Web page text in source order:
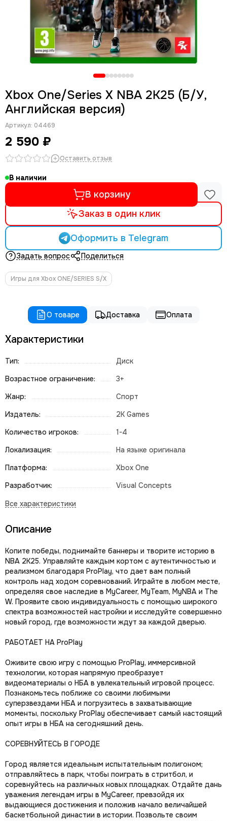
Xbox One/Series X NBA 2K25 (Б/У,
Английская версия)
Артикул: 04469
2 590 ₽
Оставить отзыв
В наличии
В корзину
Заказ в один клик
Оформить в Telegram
Задать вопрос Поделиться
Игры для Xbox ONE/SERIES S/X
О товаре Доставка Оплата
Характеристики
Тип:
Диск
Возрастное ограничение:
3+
Жанр:
Спорт
Издатель:
2K Games
Количество игроков:
1-4
Локализация:
На языке оригинала
Платформа:
Xbox One
Разработчик:
Visual Concepts
Описание
Копите победы, поднимайте баннеры и творите историю в
NBA 2K25. Управляйте каждым кортом с аутентичностью и
реализмом благодаря ProPlay, что дает вам полный
контроль над ходом соревнований. Играйте в любом месте,
определяя свое наследие в MyCareer, MyTeam, MyNBA и The
W. Проявите свою индивидуальность с помощью широкого
спектра возможностей настройки и исследуйте совершенно
новый город, где возможности ждут за каждой дверью.
РАБОТАЕТ НА ProPlay
Оживите свою игру с помощью ProPlay, иммерсивной
технологии, которая напрямую преобразует
видеоматериалы о НБА в увлекательный игровой процесс.
Познакомьтесь поближе со своими любимыми
суперзвездами НБА и погрузитесь в захватывающие
моменты, поскольку ProPlay обеспечивает самый настоящий
опыт игры в НБА на сегодняшний день.
СОРЕВНУЙТЕСЬ В ГОРОДЕ
Город является идеальным испытательным полигоном;
отправляйтесь в парк, чтобы поиграть в стритбол, и
соревнуйтесь на различных новых площадках. Отдайте дань
уважения легендам игры в MyCareer, превзойдя их
выдающиеся достижения и положив начало величайшей
баскетбольной династии в истории. Позвольте своим